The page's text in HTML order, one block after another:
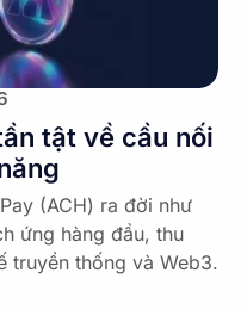
tật về cầu nối
(ACH) ra đời như
ứng hàng đầu, thu
truyền thống và Web3.